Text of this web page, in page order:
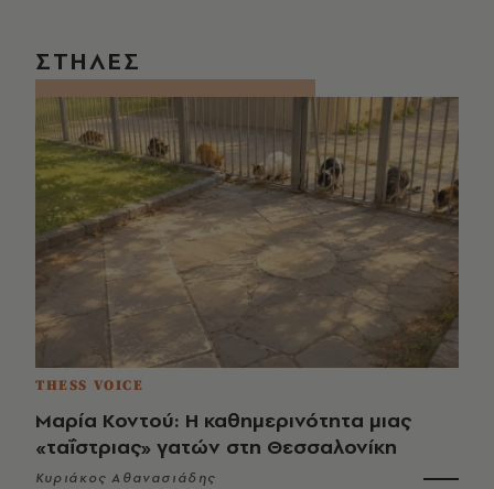
ΣΤΗΛΕΣ
THESS VOICE
Μαρία Κοντού: Η καθημερινότητα μιας
«ταΐστριας» γατών στη Θεσσαλονίκη
Κυριάκος Αθανασιάδης